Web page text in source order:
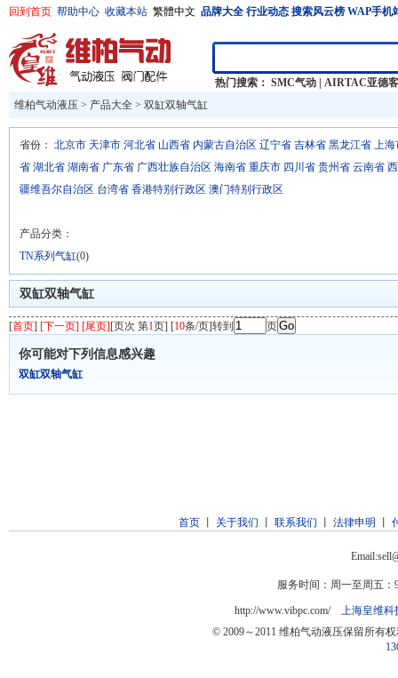
回到首页 帮助中心 收藏本站 繁體中文 品牌大全 行业动态 搜索风云榜 WAP手机
热门搜索： SMC气动
AIRTAC亚德客
维柏气动液压 > 产品大全 > 双缸双轴气缸
省份： 北京市 天津市 河北省 山西省 内蒙古自治区 辽宁省 吉林省 黑龙江省 上海
省 湖北省 湖南省 广东省 广西壮族自治区 海南省 重庆市 四川省 贵州省 云南省
疆维吾尔自治区 台湾省 香港特别行政区 澳门特别行政区
产品分类：
TN系列气缸(0)
双缸双轴气缸
[首页] [下一页] [尾页][页次 第1页] [10条/页]转到 页
你可能对下列信息感兴趣
双缸双轴气缸
首页丨 关于我们 联系我们 法律申明
服务时间：周一至周五：
http://www.vibpc.com/ 上海皇维科
© 2009～2011 维柏气动液压保留所有